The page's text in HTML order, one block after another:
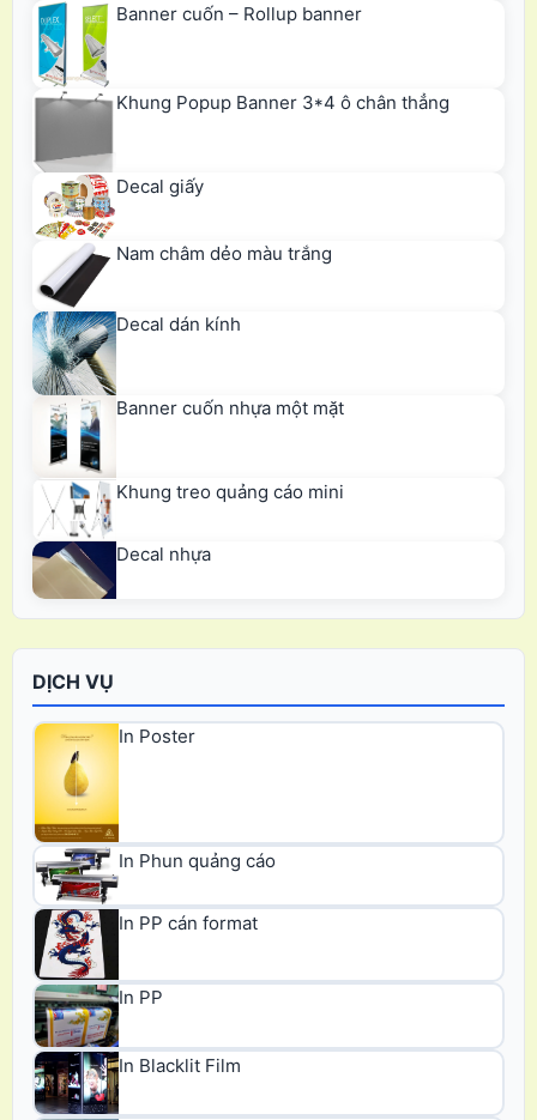
Banner cuốn – Rollup banner
Khung Popup Banner 3*4 ô chân thẳng
Decal giấy
Nam châm dẻo màu trắng
Decal dán kính
Banner cuốn nhựa một mặt
Khung treo quảng cáo mini
Decal nhựa
DỊCH VỤ
In Poster
In Phun quảng cáo
In PP cán format
In PP
In Blacklit Film